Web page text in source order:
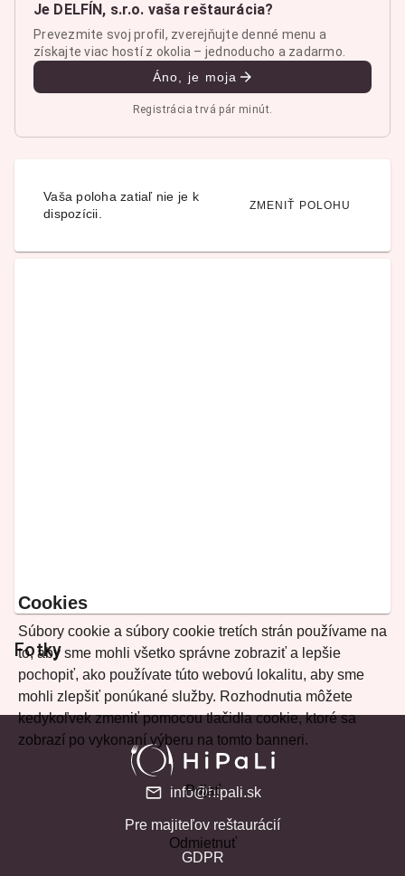
Je DELFÍN, s.r.o. vaša reštaurácia?
Prevezmite svoj profil, zverejňujte denné menu a
získajte viac hostí z okolia – jednoducho a zadarmo.
Áno, je moja
Registrácia trvá pár minút.
Vaša poloha zatiaľ nie je k
dispozícii.
ZMENIŤ POLOHU
Fotky
Cookies
Súbory cookie a súbory cookie tretích strán používame na
to, aby sme mohli všetko správne zobraziť a lepšie
pochopiť, ako používate túto webovú lokalitu, aby sme
mohli zlepšiť ponúkané služby. Rozhodnutia môžete
kedykoľvek zmeniť pomocou tlačidla cookie, ktoré sa
zobrazí po vykonaní výberu na tomto banneri.
Prijať
Odmietnuť
info@hipali.sk
Pre majiteľov reštaurácií
GDPR